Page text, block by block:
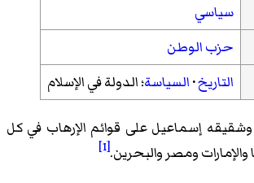
سياسي
حزب الوطن
التاريخ·السياسة؛ الدولة في الإسلام
إسماعيل على قوائم الإرهاب في كل
ومصر والبحرين.[1]